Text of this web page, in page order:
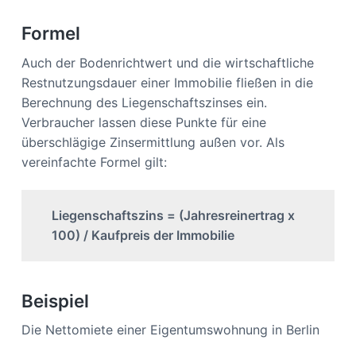
Formel
Auch der Bodenrichtwert und die wirtschaftliche
Restnutzungsdauer einer Immobilie fließen in die
Berechnung des Liegenschaftszinses ein.
Verbraucher lassen diese Punkte für eine
überschlägige Zinsermittlung außen vor. Als
vereinfachte Formel gilt:
Liegenschaftszins = (Jahresreinertrag x
100) / Kaufpreis der Immobilie
Beispiel
Die Nettomiete einer Eigentumswohnung in Berlin